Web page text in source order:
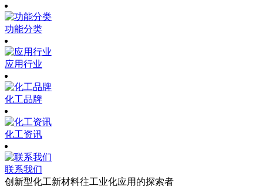
功能分类
应用行业
化工品牌
化工资讯
联系我们
创新型化工新材料往工业化应用的探索者